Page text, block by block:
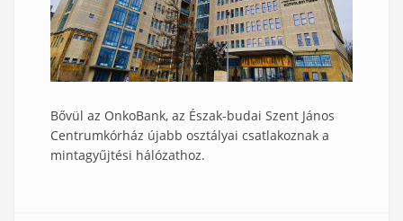
Bővül az OnkoBank, az Észak-budai Szent János
Centrumkórház újabb osztályai csatlakoznak a
mintagyűjtési hálózathoz.